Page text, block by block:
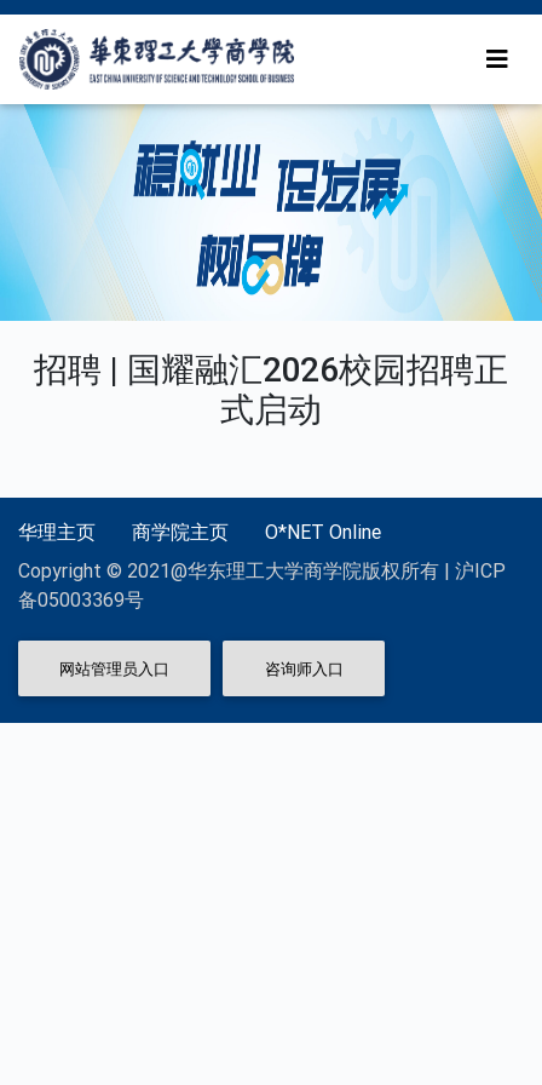
招聘 | 国耀融汇2026校园招聘正
式启动
华理主页 商学院主页
O*NET Online
Copyright © 2021@华东理工大学商学院版权所有 | 沪ICP
备05003369号
网站管理员入口 咨询师入口